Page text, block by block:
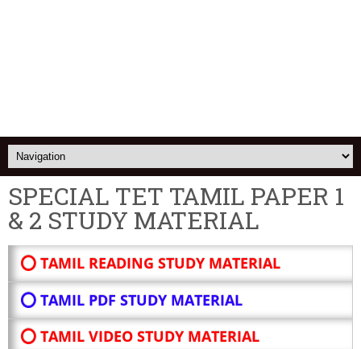
SPECIAL TET TAMIL PAPER 1
& 2 STUDY MATERIAL
⭕ TAMIL READING STUDY MATERIAL
⭕ TAMIL PDF STUDY MATERIAL
⭕ TAMIL VIDEO STUDY MATERIAL